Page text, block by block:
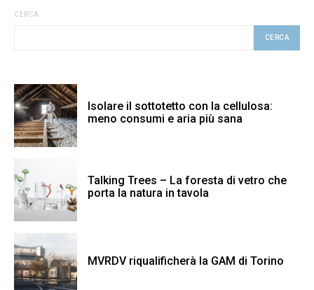
CERCA
CERCA
Isolare il sottotetto con la cellulosa:
meno consumi e aria più sana
Talking Trees – La foresta di vetro che
porta la natura in tavola
MVRDV riqualificherà la GAM di Torino